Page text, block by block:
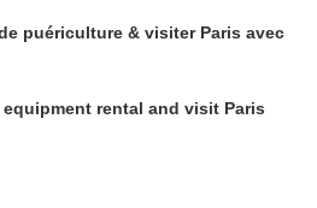
puériculture & visiter Paris avec
rental and visit Paris